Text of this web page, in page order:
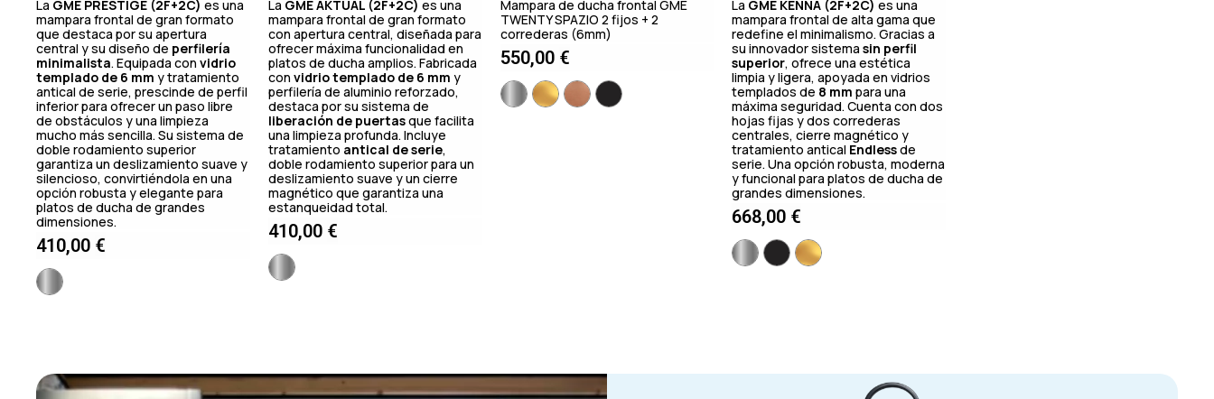
La GME PRESTIGE (2F+2C) es una
mampara frontal de gran formato
que destaca por su apertura
central y su diseño de perfilería
minimalista. Equipada convidrio
templado de 6 mm y tratamiento
antical de serie, prescinde de perfil
inferior para ofrecer un paso libre
de obstáculos y una limpieza
mucho más sencilla. Su sistema de
doble rodamiento superior
garantiza un deslizamiento suave y
silencioso, convirtiéndola en una
opción robusta y elegante para
platos de ducha de grandes
dimensiones.
410,00 €
La GME AKTUAL (2F+2C) es una
mampara frontal de gran formato
con apertura central, diseñada para
ofrecer máxima funcionalidad en
platos de ducha amplios. Fabricada
con vidrio templado de 6 mm y
perfilería de aluminio reforzado,
destaca por su sistema de
liberación de puertasque facilita
una limpieza profunda. Incluye
tratamiento antical de serie,
doble rodamiento superior para un
deslizamiento suave y un cierre
magnético que garantiza una
estanqueidad total.
410,00 €
Mampara de ducha frontal GME
TWENTY SPAZIO 2 fijos + 2
correderas (6mm)
550,00 €
La GME KENNA (2F+2C) es una
mampara frontal de alta gama que
redefine el minimalismo. Gracias a
su innovador sistemasin perfil
superior, ofrece una estética
limpia y ligera, apoyada en vidrios
templados de 8 mm para una
máxima seguridad. Cuenta con dos
hojas fijas y dos correderas
centrales, cierre magnético y
tratamiento antical Endlessde
serie. Una opción robusta, moderna
y funcional para platos de ducha de
grandes dimensiones.
668,00 €